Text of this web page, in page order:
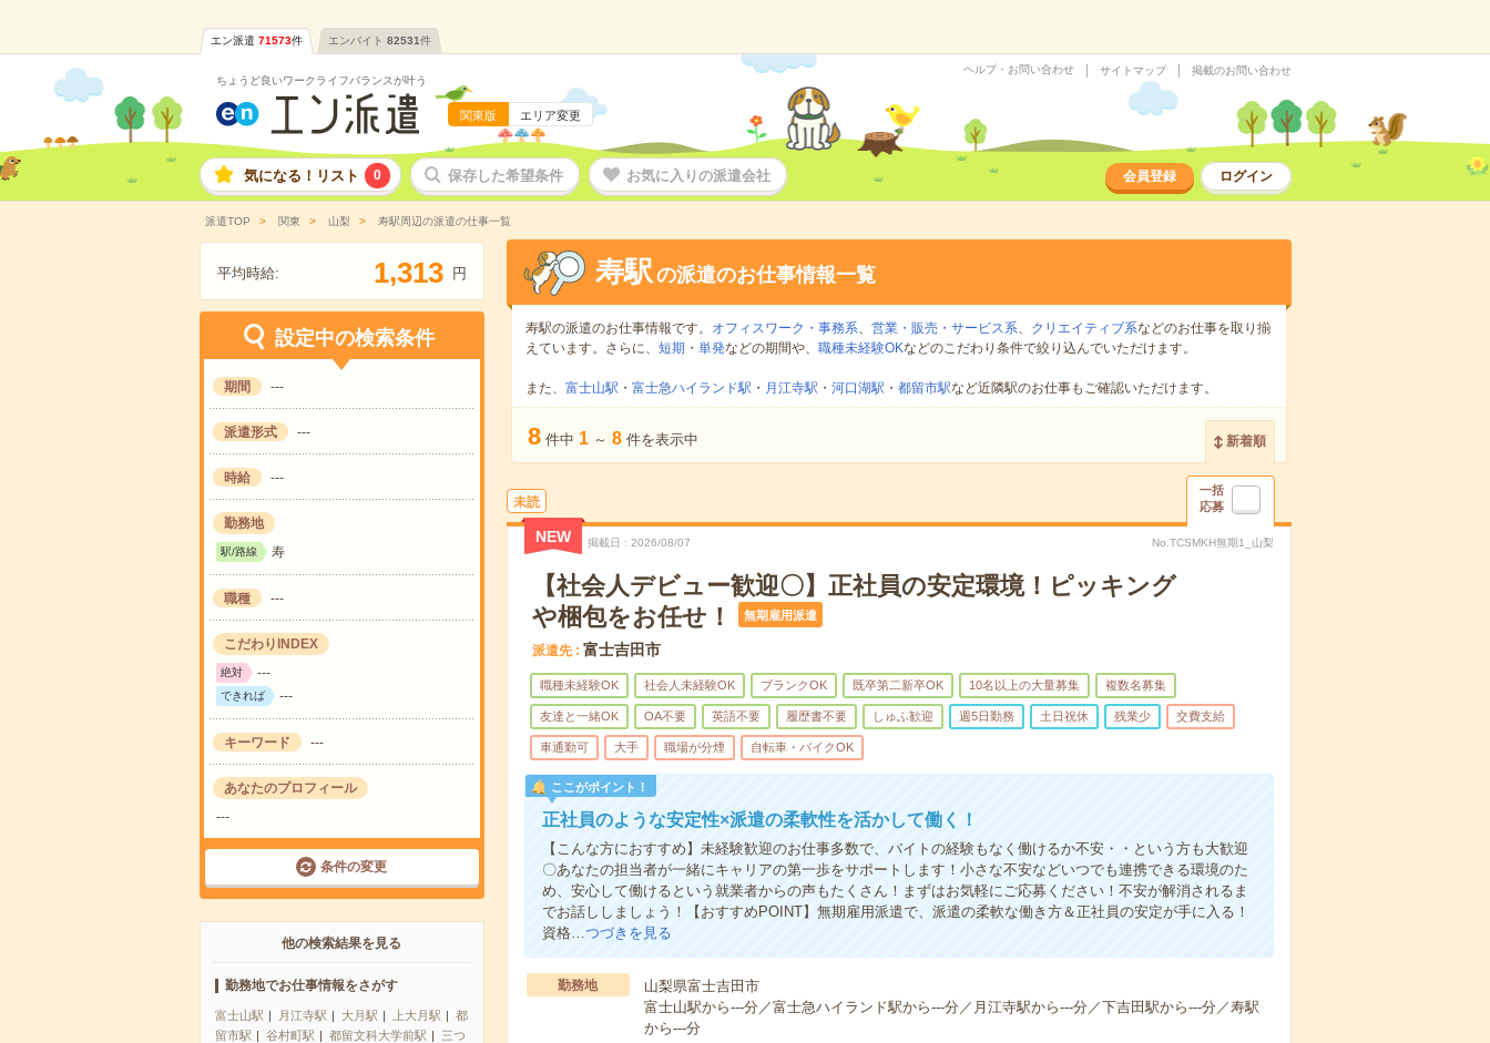
エン派遣 71573件 エンバイト 82531件
ちょうど良いワークライフバランスが叶う
関東版 エリア変更
ヘルプ・お問い合わせ サイトマップ 掲載のお問い合わせ
気になる！リスト 0 保存した希望条件 お気に入りの派遣会社 会員登録 ログイン
派遣TOP 関東 山梨 寿駅周辺の派遣の仕事一覧
平均時給: 1,313 円
設定中の検索条件
期間 ---
派遣形式 ---
時給 ---
勤務地
駅/路線 寿
職種 ---
こだわりINDEX
絶対 ---
できれば ---
キーワード ---
あなたのプロフィール
---
条件の変更
他の検索結果を見る
勤務地でお仕事情報をさがす
富士山駅 月江寺駅 大月駅 上大月駅
都
留市駅
谷村町駅 都留文科大学前駅
三つ
寿駅の派遣のお仕事情報一覧
寿駅の派遣のお仕事情報です。 オフィスワーク・事務系、 営業・販売・サービス系、 クリエイティブ系などのお仕事を取り揃
えています。さらに、 短期 ・ 単発などの期間や、 職種未経験OKなどのこだわり条件で絞り込んでいただけます。
また、 富士山駅 ・ 富士急ハイランド駅 ・ 月江寺駅 ・ 河口湖駅 ・ 都留市駅など近隣駅のお仕事もご確認いただけます。
8 件中 1 ～ 8 件を表示中 新着順
未読
一括
応募
NEW 掲載日 2026/08/07 No.TCSMKH無期1_山梨
【社会人デビュー歓迎〇】正社員の安定環境！ピッキング
や梱包をお任せ！
無期雇用派遣
派遣先 富士吉田市
職種未経験OK 社会人未経験OK ブランクOK 既卒第二新卒OK 10名以上の大量募集 複数名募集
友達と一緒OK OA不要 英語不要 履歴書不要 しゅふ歓迎 週5日勤務 土日祝休 残業少 交費支給
車通勤可 大手 職場が分煙 自転車・バイクOK
ここがポイント！
正社員のような安定性×派遣の柔軟性を活かして働く！
【こんな方におすすめ】未経験歓迎のお仕事多数で、バイトの経験もなく働けるか不安・・という方も大歓迎
〇あなたの担当者が一緒にキャリアの第一歩をサポートします！小さな不安などいつでも連携できる環境のた
め、安心して働けるという就業者からの声もたくさん！まずはお気軽にご応募ください！不安が解消されるま
でお話ししましょう！【おすすめPOINT】無期雇用派遣で、派遣の柔軟な働き方＆正社員の安定が手に入る！
資格…つづきを見る
勤務地
山梨県富士吉田市
富士山駅から---分／富士急ハイランド駅から---分／月江寺駅から---分／下吉田駅から---分／寿駅
から---分